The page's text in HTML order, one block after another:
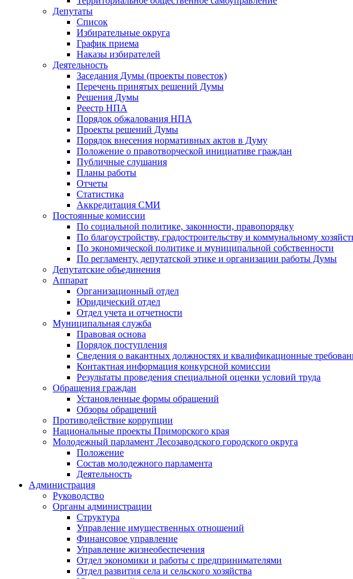
Депутаты
Список
Избирательные округа
График приема
Наказы избирателей
Деятельность
Заседания Думы (проекты повесток)
Перечень принятых решений Думы
Решения Думы
Реестр НПА
Порядок обжалования НПА
Проекты решений Думы
Порядок внесения нормативных актов в Думу
Положение о правотворческой инициативе граждан
Публичные слушания
Планы работы
Отчеты
Статистика
Аккредитация СМИ
Постоянные комиссии
По социальной политике, законности, правопорядку
По благоустройству, градостроительству и коммунальному
По экономической политике и муниципальной собственности
По регламенту, депутатской этике и организации работы Думы
Депутатские объединения
Аппарат
Организационный отдел
Юридический отдел
Отдел учета и отчетности
Муниципальная служба
Правовая основа
Порядок поступления
Сведения о вакантных должностях и квалификационные
Контактная информация конкурсной комиссии
Результаты проведения специальной оценки условий труда
Обращения граждан
Установленные формы обращений
Обзоры обращений
Противодействие коррупции
Национальные проекты Приморского края
Молодежный парламент Лесозаводского городского округа
Положение
Состав молодежного парламента
Деятельность
Администрация
Руководство
Органы администрации
Структура
Управление имущественных отношений
Финансовое управление
Управление жизнеобеспечения
Отдел экономики и работы с предпринимателями
Отдел развития села и сельского хозяйства